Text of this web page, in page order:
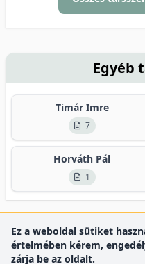
Egyéb
Timár Imre
7
Horváth Pál
1
Ez a weboldal sütiket
értelmében kérem,
zárja be az oldalt.